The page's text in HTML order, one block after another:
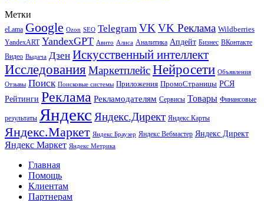
Метки
eLama Google Ozon SEO Telegram VK VK Реклама Wildberries
YandexART YandexGPT Авито Алиса Аналитика Апдейт Бизнес ВКонтакте
Видео Выдача Дзен Искусственный интеллект
Исследования МаркетплейсНейросети Объявления
Отзывы Поиск Поисковые системы Приложения ПромоСтраницы РСЯ
Рейтинги Реклама Рекламодателям Сервисы Товары Финансовые
результаты Яндекс Яндекс.Директ Яндекс.Карты
Яндекс.Маркет Яндекс Браузер Яндекс Вебмастер Яндекс Директ
Яндекс Маркет Яндекс Метрика
Главная
Помощь
Клиентам
Партнерам